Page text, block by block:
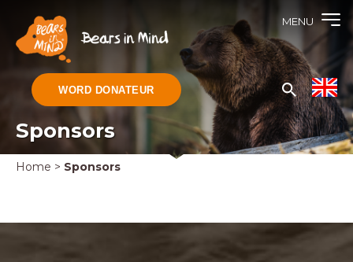
MENU
WORD DONATEUR
Sponsors
Home > Sponsors